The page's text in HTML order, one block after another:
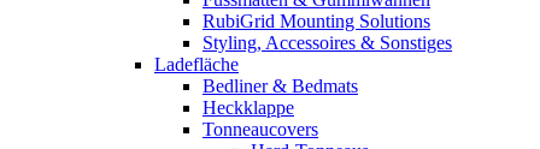
RubiGrid Mounting Solutions
Styling, Accessoires & Sonstiges
Ladefläche
Bedliner & Bedmats
Heckklappe
Tonneaucovers